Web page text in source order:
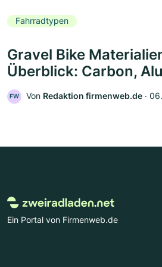
Fahrradtypen
Gravel Bike
Überblick: Carbon,
FW Von Redaktion firmenweb.de ‧
Ein Portal von Firmenweb.de